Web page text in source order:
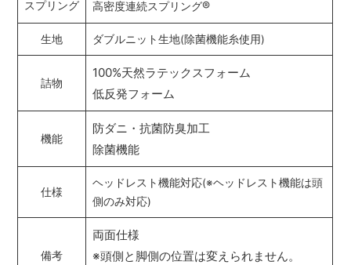
スプリング 高密度連続スプリング®
生地 ダブルニット生地(除菌機能糸使用)
詰物
100%天然ラテックスフォーム
低反発フォーム
機能
防ダニ・抗菌防臭加工
除菌機能
仕様
ヘッドレスト機能対応(※ヘッドレスト機能は頭
側のみ対応)
備考
両面仕様
※頭側と脚側の位置は変えられません。